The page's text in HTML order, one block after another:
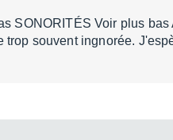
SONORITÉS Voir plus
trop souvent ingnorée.